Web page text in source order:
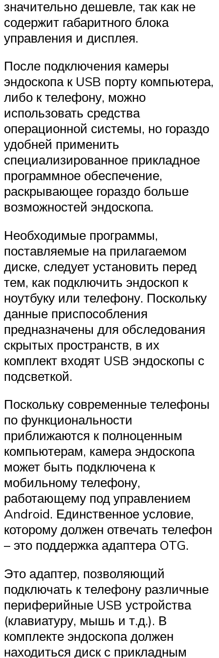
значительно дешевле, так как не
содержит габаритного блока
управления и дисплея.
После подключения камеры
эндоскопа к USB порту компьютера,
либо к телефону, можно
использовать средства
операционной системы, но гораздо
удобней применить
специализированное прикладное
программное обеспечение,
раскрывающее гораздо больше
возможностей эндоскопа.
Необходимые программы,
поставляемые на прилагаемом
диске, следует установить перед
тем, как подключить эндоскоп к
ноутбуку или телефону. Поскольку
данные приспособления
предназначены для обследования
скрытых пространств, в их
комплект входят USB эндоскопы с
подсветкой.
Поскольку современные телефоны
по функциональности
приближаются к полноценным
компьютерам, камера эндоскопа
может быть подключена к
мобильному телефону,
работающему под управлением
Android. Единственное условие,
которому должен отвечать телефон
– это поддержка адаптера OTG.
Это адаптер, позволяющий
подключать к телефону различные
периферийные USB устройства
(клавиатуру, мышь и т.д.). В
комплекте эндоскопа должен
находиться диск с прикладным